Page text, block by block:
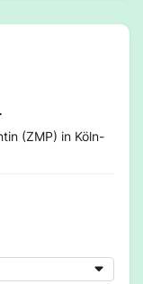
(ZMP) in Köln-